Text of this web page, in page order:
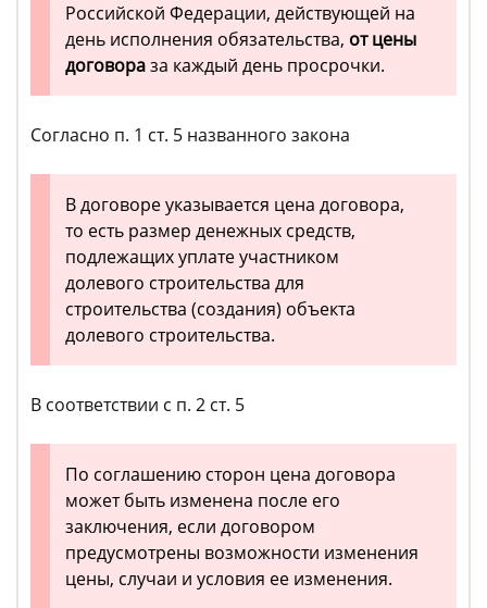
Российской Федерации, действующей на
день исполнения обязательства, от цены
договораза каждый день просрочки.
Согласно п. 1 ст. 5 названного закона
В договоре указывается цена договора,
то есть размер денежных средств,
подлежащих уплате участником
долевого строительства для
строительства (создания) объекта
долевого строительства.
В соответствии с п. 2 ст. 5
По соглашению сторон цена договора
может быть изменена после его
заключения, если договором
предусмотрены возможности изменения
цены, случаи и условия ее изменения.